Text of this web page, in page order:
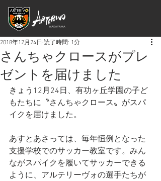
さんちゃクロースがプレ
ゼントを届けました
2018年12月24日 読了時間: 1分
きょう12月24日、有功ヶ丘学園の子ど
もたちに〝さんちゃクロース〟がスパ
イクを届けました。
あすとあさっては、毎年恒例となった
支援学校でのサッカー教室です。みん
ながスパイクを履いてサッカーできる
ように、アルテリーヴォの選手たちが